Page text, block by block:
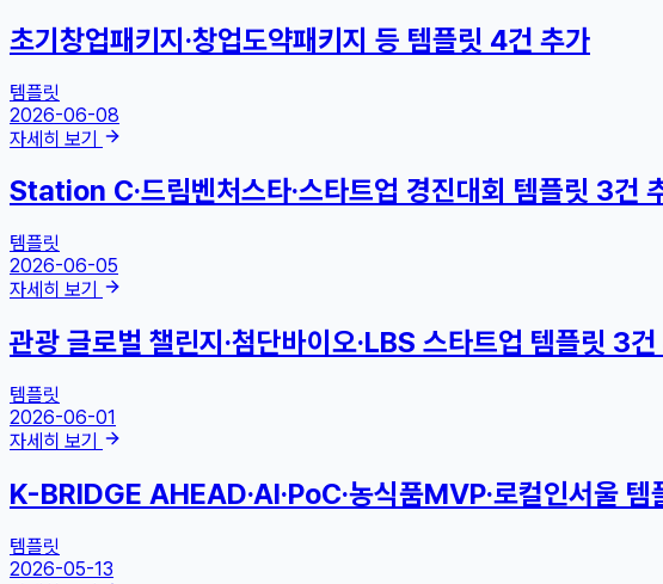
초기창업패키지·창업도약패키지 등 템플릿 4건 추가
템플릿
2026-06-08
자세히 보기
Station C·드림벤처스타·스타트업 경진대회 템플릿 3건
템플릿
2026-06-05
자세히 보기
관광 글로벌 챌린지·첨단바이오·LBS 스타트업 템플릿 3
템플릿
2026-06-01
자세히 보기
K-BRIDGE AHEAD·AI·PoC·농식품MVP·로컬인서울 템
템플릿
2026-05-13